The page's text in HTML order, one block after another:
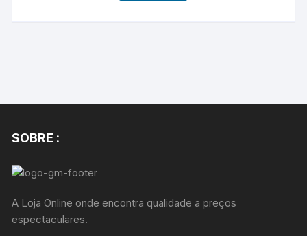
SOBRE :
A Loja Online onde encontra qualidade a preços
espectaculares.